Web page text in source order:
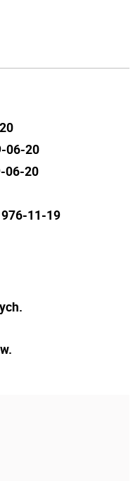
06-20
06-20
11-19